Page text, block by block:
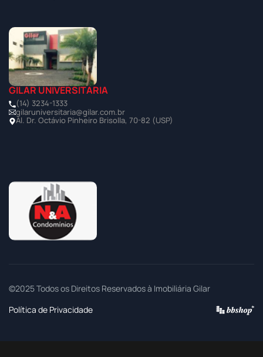
GILAR UNIVERSITÁRIA
(14) 3234-1333
gilaruniversitaria@gilar.com.br
Al. Dr. Octávio Pinheiro Brisolla, 70-82 (USP)
©2025 Todos os Direitos Reservados à Imobiliária Gilar
Política de Privacidade